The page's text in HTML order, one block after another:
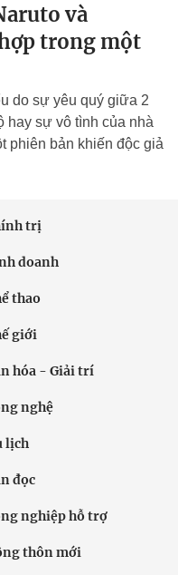
và
trong một
do sự yêu quý giữa 2
hay sự vô tình của nhà
phiên bản khiến độc giả
trị
doanh
thao
giới
hóa - Giải trí
nghệ
lịch
đọc
nghiệp hỗ trợ
thôn mới